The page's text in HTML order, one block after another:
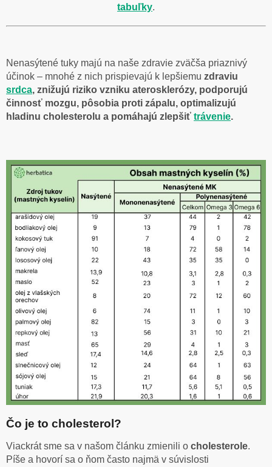
tabuľky.
Nenasýtené tuky majú na naše zdravie zväčša priaznivý
účinok – mnohé z nich prispievajú k lepšiemu zdraviu
srdca, znižujú riziko vzniku aterosklerózy, podporujú
činnosť mozgu, pôsobia proti zápalu, optimalizujú
hladinu cholesterolu a pomáhajú zlepšiť trávenie.
Čo je to cholesterol?
Viackrát sme sa v našom článku zmienili o cholesterole.
Píše a hovorí sa o ňom často najmä v súvislosti